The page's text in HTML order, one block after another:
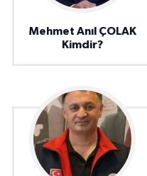
Mehmet Anıl ÇOLAK
Kimdir?